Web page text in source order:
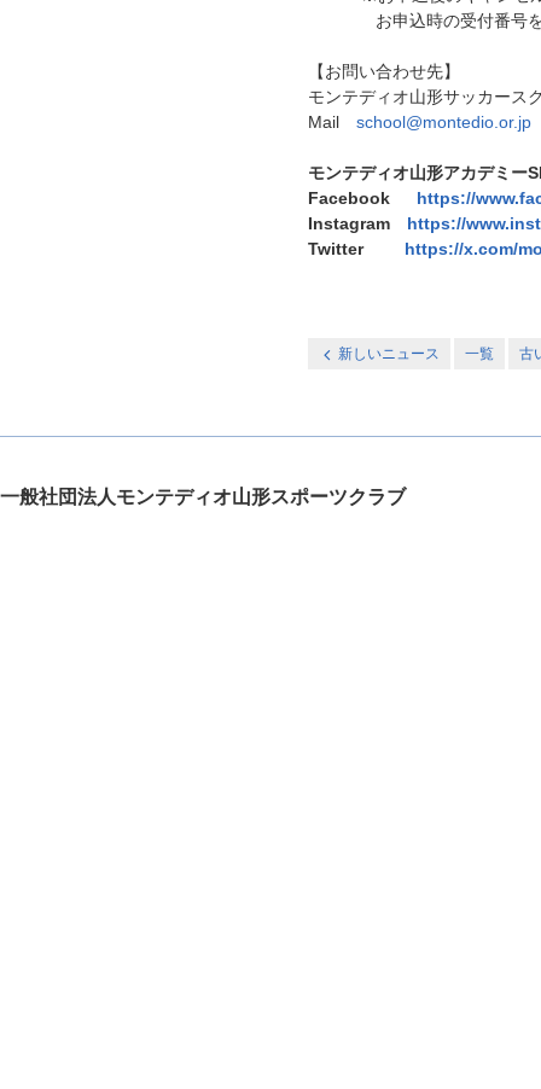
お申込時の受付番号を
【お問い合わせ先】
モンテディオ山形サッカース
Mail school@montedio.or.jp
モンテディオ山形アカデミー
Facebook
https://
Instagram
https://
Twitter https://x.com/
新しいニュース 一覧 古
一般社団法人モンテディオ山形スポーツクラブ